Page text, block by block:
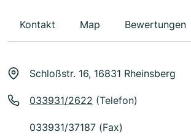
Kontakt Map Bewertungen
Schloßstr. 16, 16831 Rheinsberg
033931/2622 (Telefon)
033931/37187 (Fax)